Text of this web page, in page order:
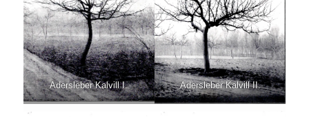
Adersleber Kalvill I. Adersleber Kalvill II.